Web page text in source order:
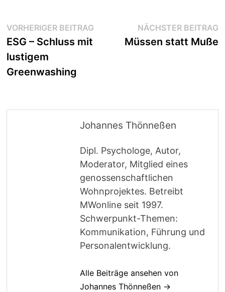
Beitragsnavigation
VORHERIGER BEITRAG Vorheriger
Beitrag:
ESG – Schluss mit
lustigem
Greenwashing
NÄCHSTER BEITRAG
Müssen statt Muße
Johannes Thönneßen
Dipl. Psychologe, Autor,
Moderator, Mitglied eines
genossenschaftlichen
Wohnprojektes. Betreibt
MWonline seit 1997.
Schwerpunkt-Themen:
Kommunikation, Führung und
Personalentwicklung.
Alle Beiträge ansehen von
Johannes Thönneßen →